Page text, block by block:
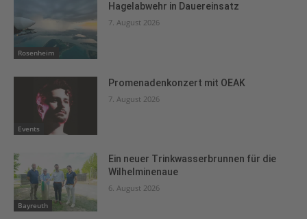
Rosenheim
Hagelabwehr in Dauereinsatz
7. August 2026
Events
Promenadenkonzert mit OEAK
7. August 2026
Bayreuth
Ein neuer Trinkwasserbrunnen für die
Wilhelminenaue
6. August 2026